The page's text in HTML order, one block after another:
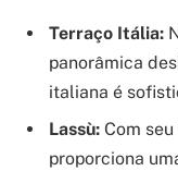
Terraço Itália:
panorâmica
italiana é
Lassù: Com
proporciona